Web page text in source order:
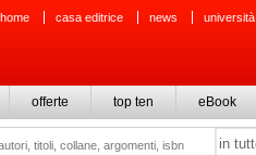
home casa editrice news università
offerte top ten eBook